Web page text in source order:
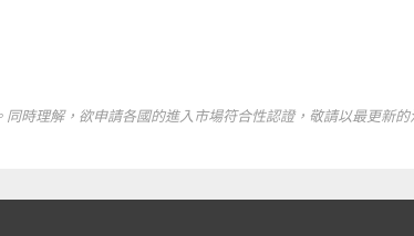
時理解，欲申請各國的進入市場符合性認證，敬請以最更新的